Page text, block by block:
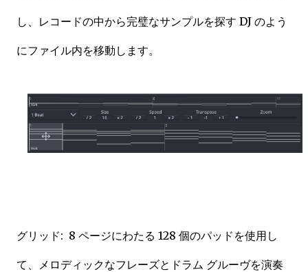
し、レコードの中から完璧なサンプルを探す DJ のよう
にファイル内を移動します。
グリッド: 8 ページにわたる 128 個のパッドを使用し
て、メロディックなフレーズとドラム グルーヴを演奏